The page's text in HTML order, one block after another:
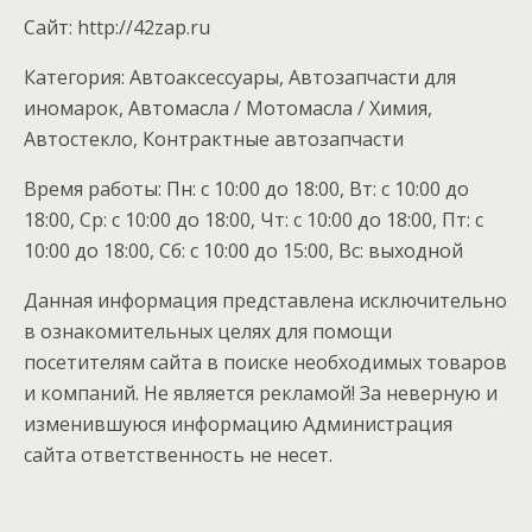
Cайт: http://42zap.ru
Категория: Автоаксессуары, Автозапчасти для
иномарок, Автомасла / Мотомасла / Химия,
Автостекло, Контрактные автозапчасти
Время работы: Пн: с 10:00 до 18:00, Вт: с 10:00 до
18:00, Ср: с 10:00 до 18:00, Чт: с 10:00 до 18:00, Пт: с
10:00 до 18:00, Сб: с 10:00 до 15:00, Вс: выходной
Данная информация представлена исключительно
в ознакомительных целях для помощи
посетителям сайта в поиске необходимых товаров
и компаний. Не является рекламой! За неверную и
изменившуюся информацию Администрация
сайта ответственность не несет.